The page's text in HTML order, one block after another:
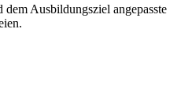
dem Ausbildungsziel angepasste